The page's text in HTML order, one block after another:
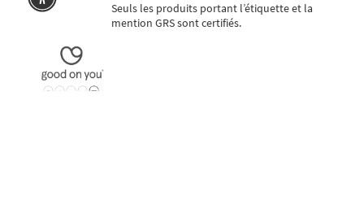
Seuls les produits portant l’étiquette et la
mention GRS sont certifiés.